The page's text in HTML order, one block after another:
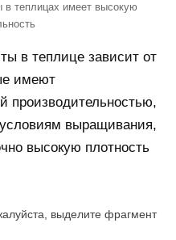
в теплицах имеет высокую
в теплице зависит от
имеют
производительностью,
выращивания,
высокую плотность
выделите фрагмент